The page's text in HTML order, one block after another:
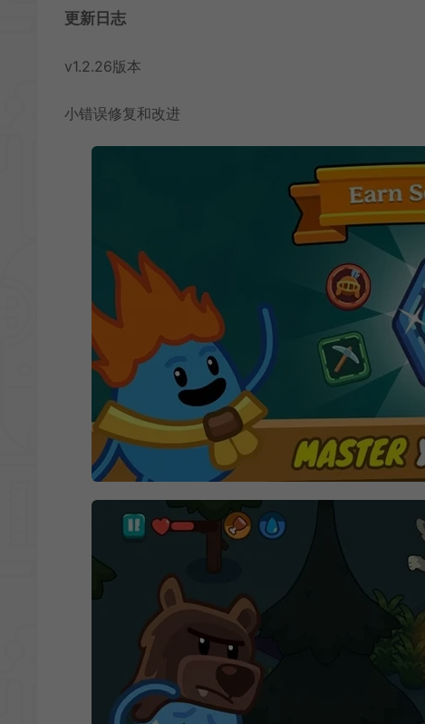
更新日志
v1.2.26版本
小错误修复和改进